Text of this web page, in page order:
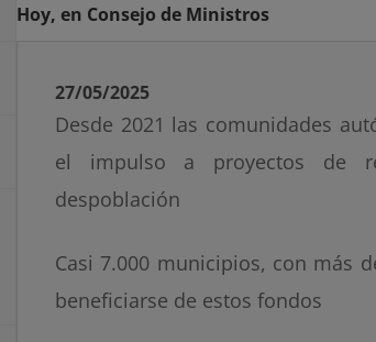
Hoy, en Consejo de Ministros
27/05/2025
Desde 2021 las comunidades
el impulso a proyectos de
despoblación
Casi 7.000 municipios, con más
beneficiarse de estos fondos